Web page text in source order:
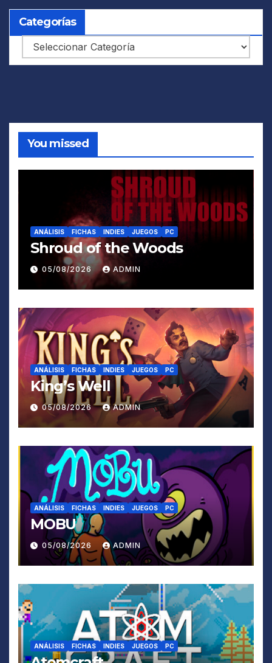
Categorías
Categorías
You missed
ANÁLISIS FICHAS INDIES JUEGOS PC
Shroud of the Woods
05/08/2026 ADMIN
ANÁLISIS FICHAS INDIES JUEGOS PC
King’s Well
05/08/2026 ADMIN
ANÁLISIS FICHAS INDIES JUEGOS PC
MOBU
05/08/2026 ADMIN
ANÁLISIS FICHAS INDIES JUEGOS PC